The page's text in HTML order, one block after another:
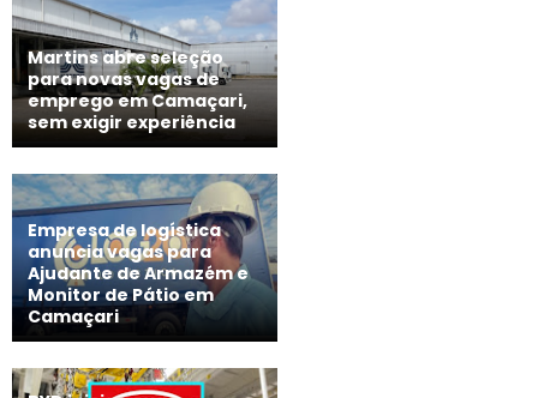
Martins abre seleção
para novas vagas de
emprego em Camaçari,
sem exigir experiência
Empresa de logística
anuncia vagas para
Ajudante de Armazém e
Monitor de Pátio em
Camaçari